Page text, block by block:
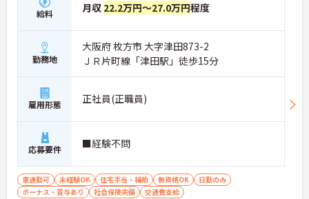
給料 月収 22.2万円～27.0万円程度
勤務地
大阪府 枚方市 大字津田873-2
ＪＲ片町線「津田駅」徒歩15分
雇用形態 正社員(正職員)
応募要件 ■経験不問
車通勤可 未経験OK 住宅手当・補助 無資格OK
日勤のみ
ボーナス・賞与あり
社会保険完備 交通費支給